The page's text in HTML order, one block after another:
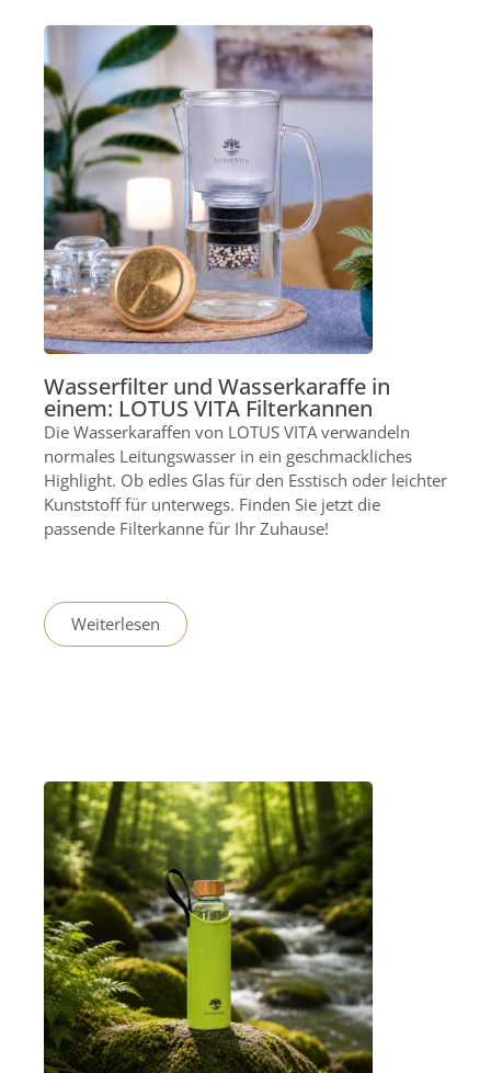
Wasserfilter und Wasserkaraffe in
einem: LOTUS VITA Filterkannen
Die Wasserkaraffen von LOTUS VITA verwandeln
normales Leitungswasser in ein geschmackliches
Highlight. Ob edles Glas für den Esstisch oder leichter
Kunststoff für unterwegs. Finden Sie jetzt die
passende Filterkanne für Ihr Zuhause!
Weiterlesen